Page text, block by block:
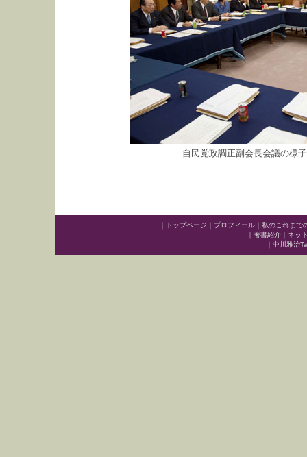
自民党政調正副会長会議の様
｜ トップページ ｜ プロフィール ｜ 私のこれまで
｜ 著書紹介 ｜ ネッ
｜ 中川雅治